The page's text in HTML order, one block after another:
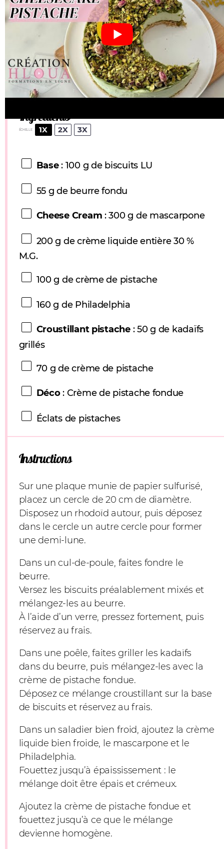
IMPRIMER RECETTE
ÉPINGLER RECETTE
Ingrédients
ÉCHELLE 1X 2X 3X
Base: 100 g de biscuits LU
55 g de beurre fondu
Cheese Cream : 300 g de mascarpone
200 g de crème liquide entière 30 %
M.G.
100 g de crème de pistache
160 g de Philadelphia
Croustillant pistache: 50 g de kadaïfs
grillés
70 g de crème de pistache
Déco: Crème de pistache fondue
Éclats de pistaches
Instructions
Sur une plaque munie de papier sulfurisé,
placez un cercle de 20 cm de diamètre.
Disposez un rhodoïd autour, puis déposez
dans le cercle un autre cercle pour former
une demi-lune.
Dans un cul-de-poule, faites fondre le
beurre.
Versez les biscuits préalablement mixés et
mélangez-les au beurre.
À l’aide d’un verre, pressez fortement, puis
réservez au frais.
Dans une poêle, faites griller les kadaïfs
dans du beurre, puis mélangez-les avec la
crème de pistache fondue.
Déposez ce mélange croustillant sur la base
de biscuits et réservez au frais.
Dans un saladier bien froid, ajoutez la crème
liquide bien froide, le mascarpone et le
Philadelphia.
Fouettez jusqu’à épaississement : le
mélange doit être épais et crémeux.
Ajoutez la crème de pistache fondue et
fouettez jusqu’à ce que le mélange
devienne homogène.